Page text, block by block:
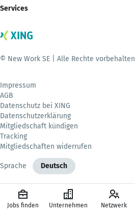
Services
© New Work SE | Alle Rechte vorbehalten
Impressum
AGB
Datenschutz bei XING
Datenschutzerklärung
Mitgliedschaft kündigen
Tracking
Mitgliedschaften widerrufen
Sprache Deutsch
Jobs finden Unternehmen Netzwerk